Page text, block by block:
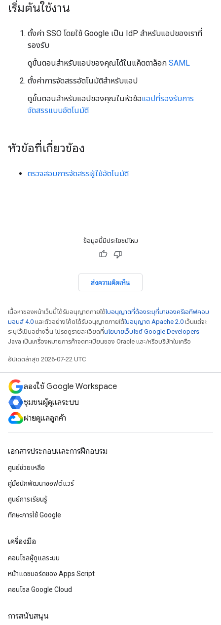
เริ่มต้นใช้งาน
ตั้งค่า SSO โดยใช้ Google เป็น IdP สําหรับแอปของเราที่
รองรับ
ดูขั้นตอนสําหรับแอปของคุณได้ในแค็ตตาล็อก SAML
ตั้งค่าการจัดสรรอัตโนมัติสําหรับแอป
ดูขั้นตอนสําหรับแอปของคุณในหัวข้อแอปที่รองรับการ
จัดสรรแบบอัตโนมัติ
หัวข้อที่เกี่ยวข้อง
ตรวจสอบการจัดสรรผู้ใช้อัตโนมัติ
ข้อมูลนี้มีประโยชน์ไหม
ส่งความคิดเห็น
เนื้อหาของหน้าเว็บนี้ได้รับอนุญาตภายใต้ใบอนุญาตที่ต้องระบุที่มาของครีเอทีฟคอม
มอนส์ 4.0 และตัวอย่างโค้ดได้รับอนุญาตภายใต้ใบอนุญาต Apache 2.0 เว้นแต่จะ
ระบุไว้เป็นอย่างอื่น โปรดดูรายละเอียดที่นโยบายเว็บไซต์ Google Developers
Java เป็นเครื่องหมายการค้าจดทะเบียนของ Oracle และ/หรือบริษัทในเครือ
อัปเดตล่าสุด 2026-07-22 UTC
ลองใช้ Google Workspace
ชุมชนผู้ดูแลระบบ
ฝ่ายดูแลลูกค้า
เอกสารประกอบและการฝึกอบรม
ศูนย์ช่วยเหลือ
คู่มือนักพัฒนาซอฟต์แวร์
ศูนย์การเรียนรู้
ทักษะการใช้ Google
เครื่องมือ
คอนโซลผู้ดูแลระบบ
หน้าแดชบอร์ดของ Apps Script
คอนโซล Google Cloud
การสนับสนุน